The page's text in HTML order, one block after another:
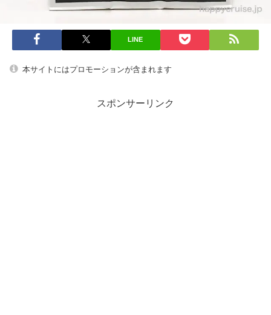
LINE
本サイトにはプロモーションが含まれます
スポンサーリンク